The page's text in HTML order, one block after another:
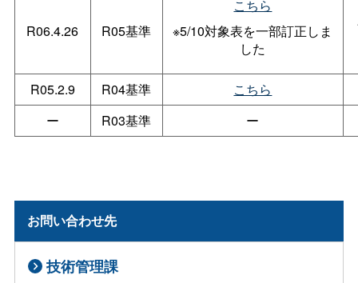
R06.4.26 R05基準
こちら
※5/10対象表を一部訂正しま
した
R05.2.9 R04基準
こちら
ー
R03基準 ー
お問い合わせ先
技術管理課